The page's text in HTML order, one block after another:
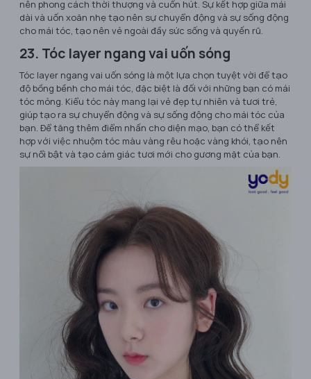
nên phong cách thời thượng và cuốn hút. Sự kết hợp giữa mái
dài và uốn xoăn nhẹ tạo nên sự chuyển động và sự sống động
cho mái tóc, tạo nên vẻ ngoài đầy sức sống và quyến rũ.
23. Tóc layer ngang vai uốn sóng
Tóc layer ngang vai uốn sóng là một lựa chọn tuyệt vời để tạo
độ bồng bềnh cho mái tóc, đặc biệt là đối với những bạn có mái
tóc mỏng. Kiểu tóc này mang lại vẻ đẹp tự nhiên và tươi trẻ,
giúp tạo ra sự chuyển động và sự sống động cho mái tóc của
bạn. Để tăng thêm điểm nhấn cho diện mạo, bạn có thể kết
hợp với việc nhuộm tóc màu vàng rêu hoặc vàng khói, tạo nên
sự nổi bật và tạo cảm giác tươi mới cho gương mặt của bạn.